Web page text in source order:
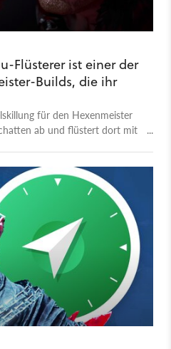
Flüsterer ist einer der
Builds, die ihr
für den Hexenmeister
ab und flüstert dort mit